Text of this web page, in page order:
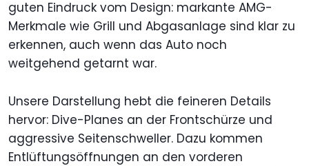
guten Eindruck vom Design: markante AMG-
Merkmale wie Grill und Abgasanlage sind klar zu
erkennen, auch wenn das Auto noch
weitgehend getarnt war.
Unsere Darstellung hebt die feineren Details
hervor: Dive-Planes an der Frontschürze und
aggressive Seitenschweller. Dazu kommen
Entlüftungsöffnungen an den vorderen